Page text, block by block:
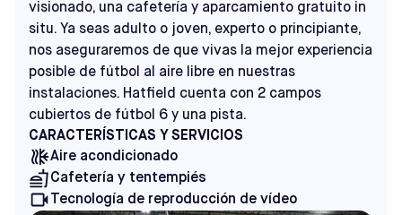
visionado, una cafetería y aparcamiento gratuito in
situ. Ya seas adulto o joven, experto o principiante,
nos aseguraremos de que vivas la mejor experiencia
posible de fútbol al aire libre en nuestras
instalaciones. Hatfield cuenta con 2 campos
cubiertos de fútbol 6 y una pista.
CARACTERÍSTICAS Y SERVICIOS
Aire acondicionado
Cafetería y tentempiés
Tecnología de reproducción de vídeo